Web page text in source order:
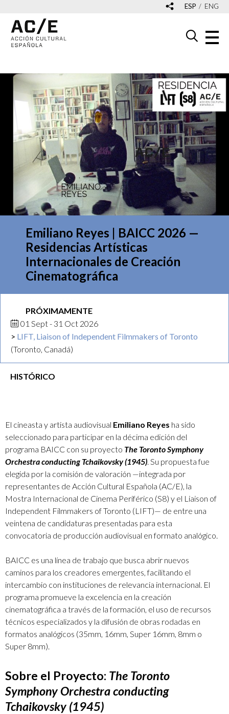
ESP ENG
Emiliano Reyes | BAICC 2026 —
Residencias Artísticas
Internacionales de Creación
Cinematográfica
PRÓXIMAMENTE
01 Sept - 31 Oct 2026
LIFT, Liaison of Independent Filmmakers of Toronto
(Toronto, Canadá)
HISTÓRICO
El cineasta y artista audiovisual Emiliano Reyes ha sido
seleccionado para participar en la décima edición del
programa BAICC con su proyecto The Toronto Symphony
Orchestra conducting Tchaikovsky (1945). Su propuesta fue
elegida por la comisión de valoración —integrada por
representantes de Acción Cultural Española (AC/E), la
Mostra Internacional de Cinema Periférico (S8) y el Liaison of
Independent Filmmakers of Toronto (LIFT)— de entre una
veintena de candidaturas presentadas para esta
convocatoria de producción audiovisual en formato analógico.
BAICC es una línea de trabajo que busca abrir nuevos
caminos para los creadores emergentes, facilitando el
intercambio con instituciones de relevancia internacional. El
programa promueve la excelencia en la creación
cinematográfica a través de la formación, el uso de recursos
técnicos especializados y la difusión de obras rodadas en
formatos analógicos (35mm, 16mm, Super 16mm, 8mm o
Super 8mm).
Sobre el Proyecto: The Toronto
Symphony Orchestra conducting
Tchaikovsky (1945)